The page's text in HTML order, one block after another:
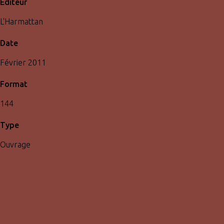
Éditeur
L'Harmattan
Date
Février 2011
Format
144
Type
Ouvrage